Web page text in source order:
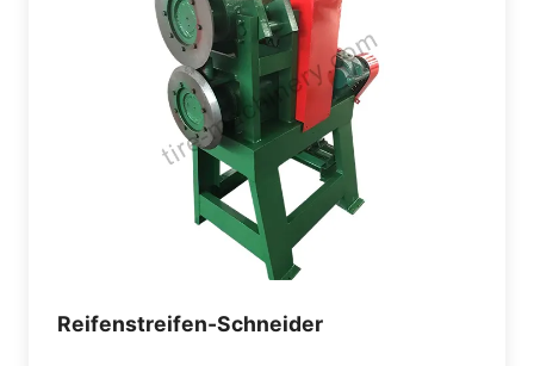
Reifenstreifen-Schneider